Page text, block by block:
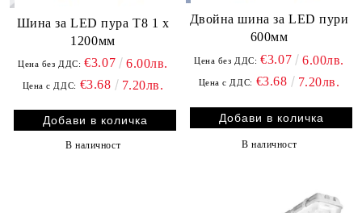
Шина за LED пура Т8 1 х
1200мм
Цена без ДДС: €3.07 6.00лв.
Цена с ДДС: €3.68 7.20лв.
В наличност
Двойна шина за LED пури
600мм
Цена без ДДС: €3.07 6.00лв.
Цена с ДДС: €3.68 7.20лв.
В наличност